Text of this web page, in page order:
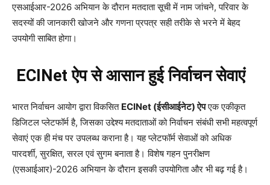
एसआईआर-2026 अभियान के दौरान मतदाता सूची में नाम जांचने, परिवार के
सदस्यों की जानकारी खोजने और गणना प्रपत्र सही तरीके से भरने में बेहद
उपयोगी साबित होगा।
ECINet ऐप से आसान हुई निर्वाचन सेवाएं
भारत निर्वाचन आयोग द्वारा विकसित ECINet (ईसीआईनेट) ऐपएक एकीकृत
डिजिटल प्लेटफॉर्म है, जिसका उद्देश्य मतदाताओं को निर्वाचन संबंधी सभी महत्वपूर्ण
सेवाएं एक ही मंच पर उपलब्ध कराना है। यह प्लेटफॉर्म सेवाओं को अधिक
पारदर्शी, सुरक्षित, सरल एवं सुगम बनाता है। विशेष गहन पुनरीक्षण
(एसआईआर)-2026 अभियान के दौरान इसकी उपयोगिता और भी बढ़ गई है।